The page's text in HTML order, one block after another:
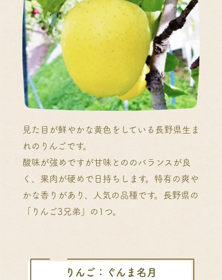
見た目が鮮やかな黄色をしている長野県生ま
れのりんごです。
酸味が強めですが甘味とののバランスが良
く、果肉が硬めで日持ちします。特有の爽や
かな香りがあり、人気の品種です。長野県の
「りんご3兄弟」の1つ。
りんご：ぐんま名月